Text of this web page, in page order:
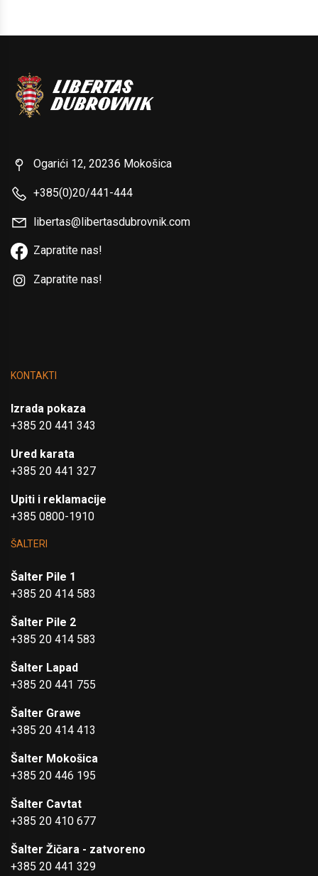
Ogarići 12, 20236 Mokošica
+385(0)20/441-444
libertas@libertasdubrovnik.com
Zapratite nas!
Zapratite nas!
KONTAKTI
Izrada pokaza
+385 20 441 343
Ured karata
+385 20 441 327
Upiti i reklamacije
+385 0800-1910
ŠALTERI
Šalter Pile 1
+385 20 414 583
Šalter Pile 2
+385 20 414 583
Šalter Lapad
+385 20 441 755
Šalter Grawe
+385 20 414 413
Šalter Mokošica
+385 20 446 195
Šalter Cavtat
+385 20 410 677
Šalter Žičara - zatvoreno
+385 20 441 329